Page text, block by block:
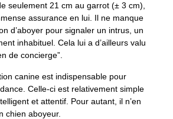
seulement 21 cm au garrot (± 3 cm),
assurance en lui. Il ne manque
d’aboyer pour signaler un intrus, un
inhabituel. Cela lui a d’ailleurs valu
de concierge”.
canine est indispensable pour
Celle-ci est relativement simple
et attentif. Pour autant, il n’en
chien aboyeur.